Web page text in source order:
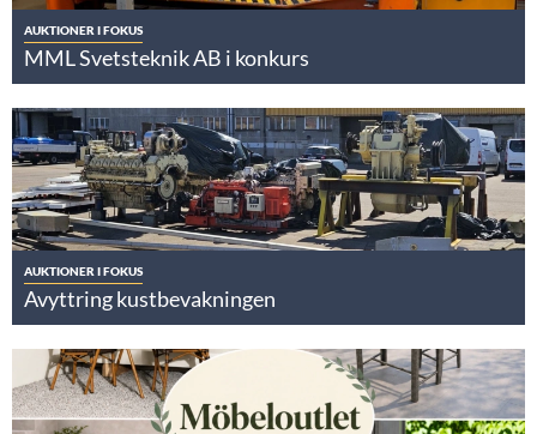
AUKTIONER I FOKUS
MML Svetsteknik AB i konkurs
AUKTIONER I FOKUS
Avyttring kustbevakningen